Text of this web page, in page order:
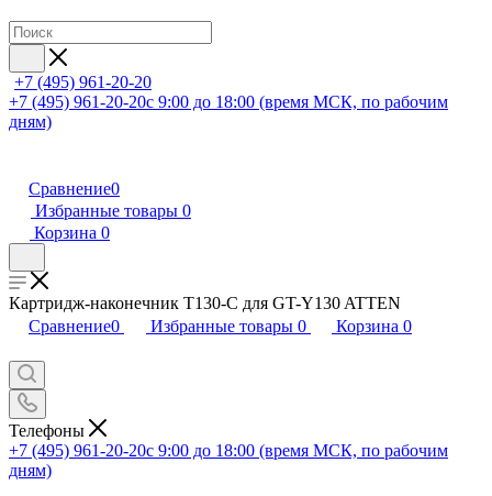
+7 (495) 961-20-20
+7 (495) 961-20-20с 9:00 до 18:00 (время МСК, по рабочим
дням)
Сравнение0
Избранные товары 0
Корзина 0
Картридж-наконечник T130-C для GT-Y130 ATTEN
Сравнение0 Избранные товары 0 Корзина 0
Телефоны
+7 (495) 961-20-20с 9:00 до 18:00 (время МСК, по рабочим
дням)